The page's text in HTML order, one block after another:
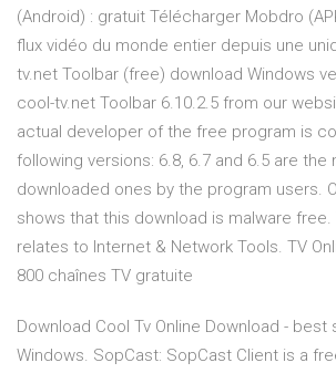
(Android) : gratuit Télécharger Mobdro
flux vidéo du monde entier depuis une
tv.net Toolbar (free) download Windows
cool-tv.net Toolbar 6.10.2.5 from our
actual developer of the free program is
following versions: 6.8, 6.7 and 6.5 are
downloaded ones by the program users.
shows that this download is malware
relates to Internet & Network Tools. TV
800 chaînes TV gratuite
Download Cool Tv Online Download -
Windows. SopCast: SopCast Client is a